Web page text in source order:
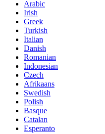
Arabic
Irish
Greek
Turkish
Italian
Danish
Romanian
Indonesian
Czech
Afrikaans
Swedish
Polish
Basque
Catalan
Esperanto